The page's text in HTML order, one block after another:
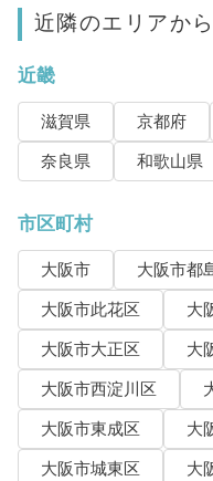
近隣のエリアか
近畿
滋賀県 京都府
奈良県
和歌山県
市区町村
大阪市 大阪市都
大阪市此花区
大
大阪市大正区
大
大阪市西淀川区
大阪市東成区
大
大阪市城東区
大